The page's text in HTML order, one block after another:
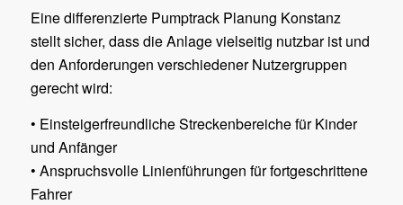
Eine differenzierte Pumptrack Planung Konstanz
stellt sicher, dass die Anlage vielseitig nutzbar ist und
den Anforderungen verschiedener Nutzergruppen
gerecht wird:
• Einsteigerfreundliche Streckenbereiche für Kinder
und Anfänger
• Anspruchsvolle Linienführungen für fortgeschrittene
Fahrer